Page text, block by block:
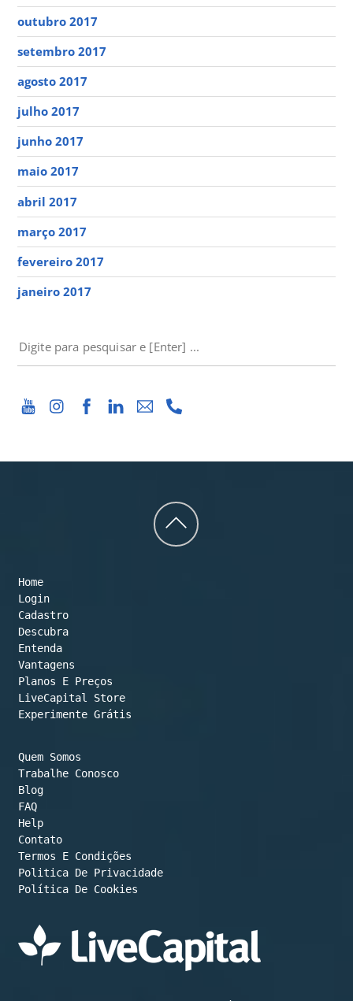
outubro 2017
setembro 2017
agosto 2017
julho 2017
junho 2017
maio 2017
abril 2017
março 2017
fevereiro 2017
janeiro 2017
PESQUISAR
Back
Home
Login
Cadastro
Descubra
Entenda
Vantagens
Planos E Preços
LiveCapital Store
Experimente Grátis
Quem Somos
Trabalhe Conosco
Blog
FAQ
Help
Contato
Termos E Condições
Política De Cookies